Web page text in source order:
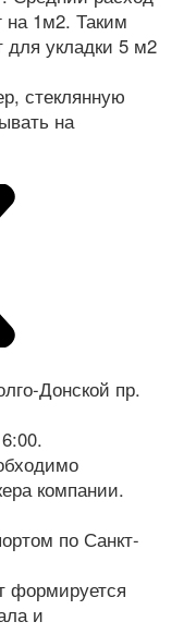
на 1м2. Таким
для укладки 5 м2
стеклянную
на
Донской пр.
компании.
по Санкт-
формируется
и